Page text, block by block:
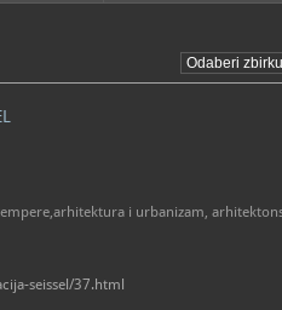
i urbanizam,
seissel/37.html